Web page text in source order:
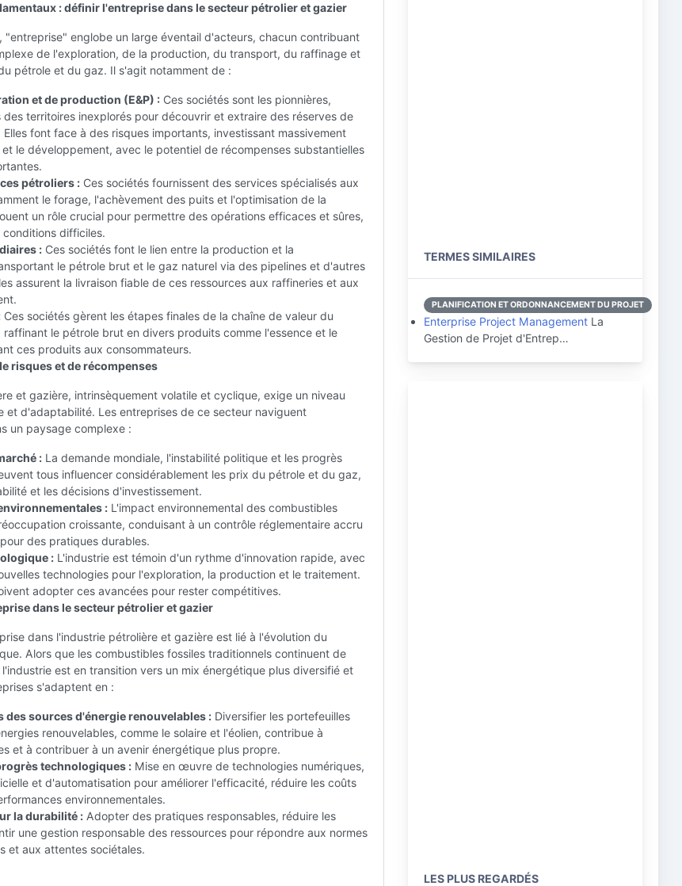
: définir l'entreprise dans le secteur pétrolier et gazier
"entreprise" englobe un large éventail d'acteurs, chacun contribuant
de l'exploration, de la production, du transport, du raffinage et
pétrole et du gaz. Il s'agit notamment de :
et de production (E&P) : Ces sociétés sont les pionnières,
des territoires inexplorés pour découvrir et extraire des réserves de
font face à des risques importants, investissant massivement
le développement, avec le potentiel de récompenses substantielles
pétroliers : Ces sociétés fournissent des services spécialisés aux
le forage, l'achèvement des puits et l'optimisation de la
un rôle crucial pour permettre des opérations efficaces et sûres,
difficiles.
: Ces sociétés font le lien entre la production et la
le pétrole brut et le gaz naturel via des pipelines et d'autres
assurent la livraison fiable de ces ressources aux raffineries et aux
Ces sociétés gèrent les étapes finales de la chaîne de valeur du
le pétrole brut en divers produits comme l'essence et le
ces produits aux consommateurs.
risques et de récompenses
et gazière, intrinsèquement volatile et cyclique, exige un niveau
et d'adaptabilité. Les entreprises de ce secteur naviguent
un paysage complexe :
: La demande mondiale, l'instabilité politique et les progrès
tous influencer considérablement les prix du pétrole et du gaz,
et les décisions d'investissement.
: L'impact environnemental des combustibles
croissante, conduisant à un contrôle réglementaire accru
des pratiques durables.
: L'industrie est témoin d'un rythme d'innovation rapide, avec
technologies pour l'exploration, la production et le traitement.
adopter ces avancées pour rester compétitives.
dans le secteur pétrolier et gazier
dans l'industrie pétrolière et gazière est lié à l'évolution du
Alors que les combustibles fossiles traditionnels continuent de
est en transition vers un mix énergétique plus diversifié et
s'adaptent en :
des sources d'énergie renouvelables : Diversifier les portefeuilles
renouvelables, comme le solaire et l'éolien, contribue à
et à contribuer à un avenir énergétique plus propre.
technologiques : Mise en œuvre de technologies numériques,
et d'automatisation pour améliorer l'efficacité, réduire les coûts
environnementales.
la durabilité : Adopter des pratiques responsables, réduire les
une gestion responsable des ressources pour répondre aux normes
et aux attentes sociétales.
TERMES SIMILAIRES
PLANIFICATION ET ORDONNANCEMENT DU PROJET
Enterprise Project Management La
Gestion de Projet d'Entrep…
LES PLUS REGARDÉS